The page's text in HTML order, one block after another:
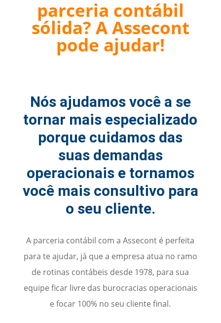
parceria contábil
sólida? A Assecont
pode ajudar!
Nós ajudamos você a se
tornar mais especializado
porque cuidamos das
suas demandas
operacionais e tornamos
você mais consultivo para
o seu cliente.
A parceria contábil com a Assecont é perfeita
para te ajudar, já que a empresa atua no ramo
de rotinas contábeis desde 1978, para sua
equipe ficar livre das burocracias operacionais
e focar 100% no seu cliente final.